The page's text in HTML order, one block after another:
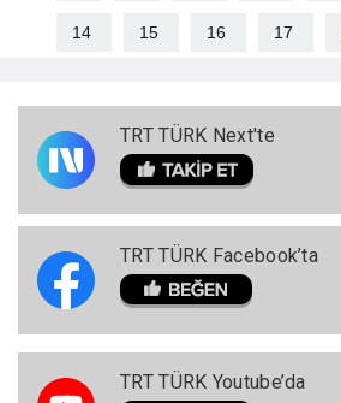
14 15 16 17
TRT TÜRK Next'te
TRT TÜRK Facebook’ta
TRT TÜRK Youtube’da